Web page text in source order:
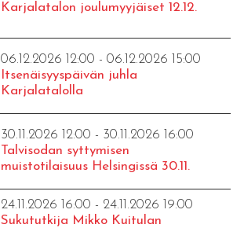
Karjalatalon joulumyyjäiset 12.12.
06.12.2026 12:00 - 06.12.2026 15:00
Itsenäisyyspäivän juhla
Karjalatalolla
30.11.2026 12:00 - 30.11.2026 16:00
Talvisodan syttymisen
muistotilaisuus Helsingissä 30.11.
24.11.2026 16:00 - 24.11.2026 19:00
Sukututkija Mikko Kuitulan